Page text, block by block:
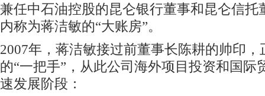
兼任中石油控股的昆仑银行董事和昆仑信托
内称为蒋洁敏的“大账房”。
2007年，蒋洁敏接过前董事长陈耕的帅印
的“一把手”，从此公司海外项目投资和国际
速发展阶段：